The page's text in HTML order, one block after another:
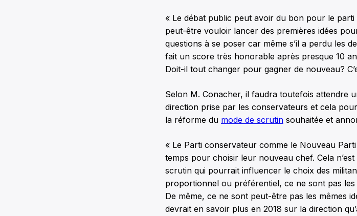
« Le débat public peut avoir du bon pour le
peut-être vouloir lancer des premières idées
questions à se poser car même s’il a perdu les
fait un score très honorable après presque 10
Doit-il tout changer pour gagner de nouveau?
Selon M. Conacher, il faudra toutefois attendre
direction prise par les conservateurs et cela
la réforme du mode de scrutin souhaitée et
« Le Parti conservateur comme le Nouveau
temps pour choisir leur nouveau chef. Cela
scrutin qui pourrait influencer le choix des
proportionnel ou préférentiel, ce ne sont pas
De même, ce ne sont peut-être pas les mêmes
devrait en savoir plus en 2018 sur la direction